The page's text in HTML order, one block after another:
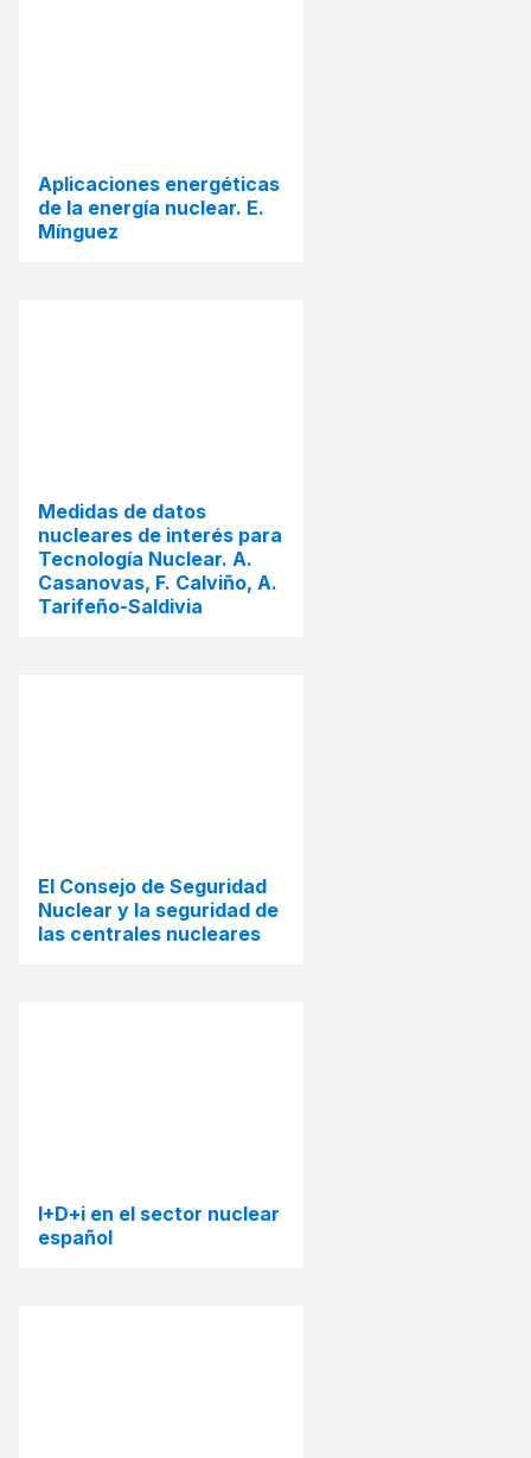
Aplicaciones energéticas
de la energía nuclear. E.
Mínguez
Medidas de datos
nucleares de interés para
Tecnología Nuclear. A.
Casanovas, F. Calviño, A.
Tarifeño-Saldivia
El Consejo de Seguridad
Nuclear y la seguridad de
las centrales nucleares
I+D+i en el sector nuclear
español